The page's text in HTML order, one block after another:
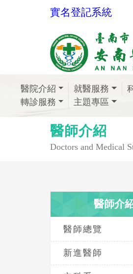
實名登記系統
醫院介紹 就醫服務
轉診服務
主題專區
醫師介紹
Doctors and Medical
醫師介
醫師總覽
新進醫師